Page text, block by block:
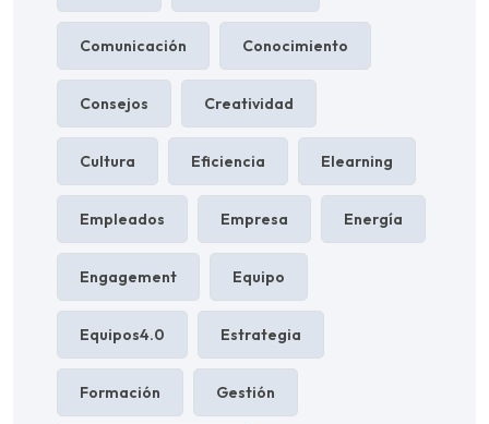
Comunicación Conocimiento
Consejos Creatividad
Cultura Eficiencia Elearning
Empleados Empresa Energía
Engagement Equipo
Equipos4.0 Estrategia
Formación Gestión